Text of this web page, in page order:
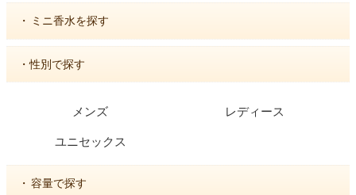
・ ミニ香水を探す
・性別で探す
メンズ レディース
ユニセックス
・ 容量で探す